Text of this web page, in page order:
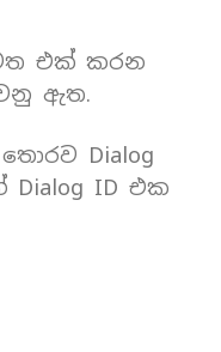
එක් කරන
ඇත.
Dialog
ID එක